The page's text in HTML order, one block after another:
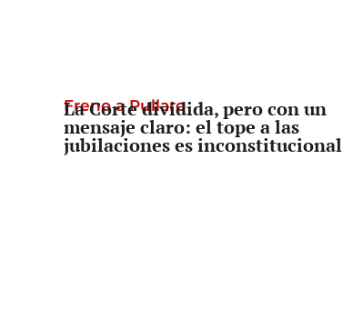
Freno a Pullaro
La Corte dividida, pero con un
mensaje claro: el tope a las
jubilaciones es inconstitucional